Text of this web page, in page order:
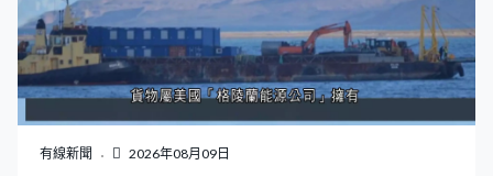
有線新聞 2026年08月09日